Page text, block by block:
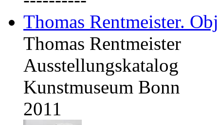
Thomas Rentmeister.
Thomas Rentmeister
Ausstellungskatalog
Kunstmuseum Bonn
2011